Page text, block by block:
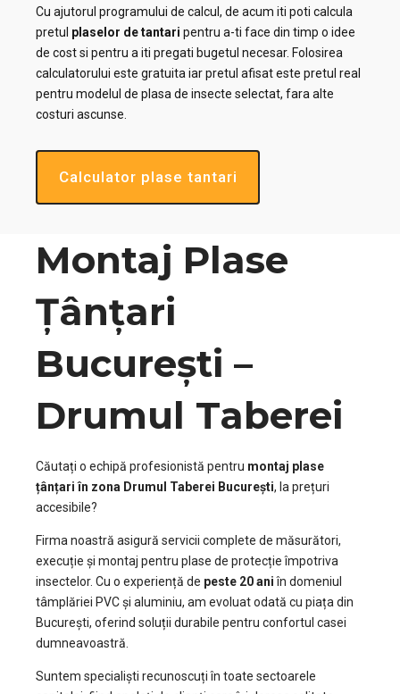
Cu ajutorul programului de calcul, de acum iti poti calcula
pretul plaselor de tantari pentru a-ti face din timp o idee
de cost si pentru a iti pregati bugetul necesar. Folosirea
calculatorului este gratuita iar pretul afisat este pretul real
pentru modelul de plasa de insecte selectat, fara alte
costuri ascunse.
Calculator plase tantari
Montaj Plase
Țânțari
București –
Drumul Taberei
Căutați o echipă profesionistă pentru montaj plase
țânțari în zona Drumul Taberei București, la prețuri
accesibile?
Firma noastră asigură servicii complete de măsurători,
execuție și montaj pentru plase de protecție împotriva
insectelor. Cu o experiență de peste 20 aniîn domeniul
tâmplăriei PVC și aluminiu, am evoluat odată cu piața din
București, oferind soluții durabile pentru confortul casei
dumneavoastră.
Suntem specialiști recunoscuți în toate sectoarele